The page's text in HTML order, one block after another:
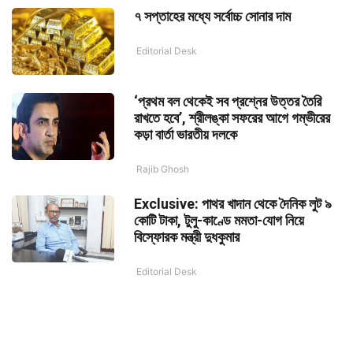
৭ সপ্তাহের মধ্যে সর্বোচ্চ সোনার দাম
Editorial Desk
‘প্রথম বল থেকেই সব প্রশ্নের উত্তর তৈরি
রাখতে হবে’, শ্রীলঙ্কা সফরের আগে গম্ভীরের
কড়া বার্তা ভারতীয় দলকে
Rajib Ghosh
Exclusive: পাথর খাদান থেকে দৈনিক লুট ৯
কোটি টাকা, টুলু-কাণ্ডে মমতা-যোগ নিয়ে
বিস্ফোরক মন্ত্রী দুধকুমার
Editorial Desk